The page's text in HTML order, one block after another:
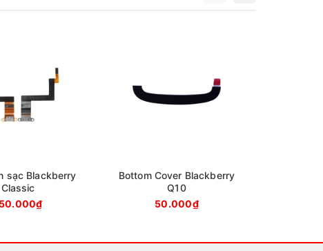
sạc Blackberry
Classic
Bottom Cover Blackberry
Q10
50.000₫